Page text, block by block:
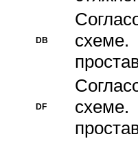
DB
схеме.
DF
схеме.